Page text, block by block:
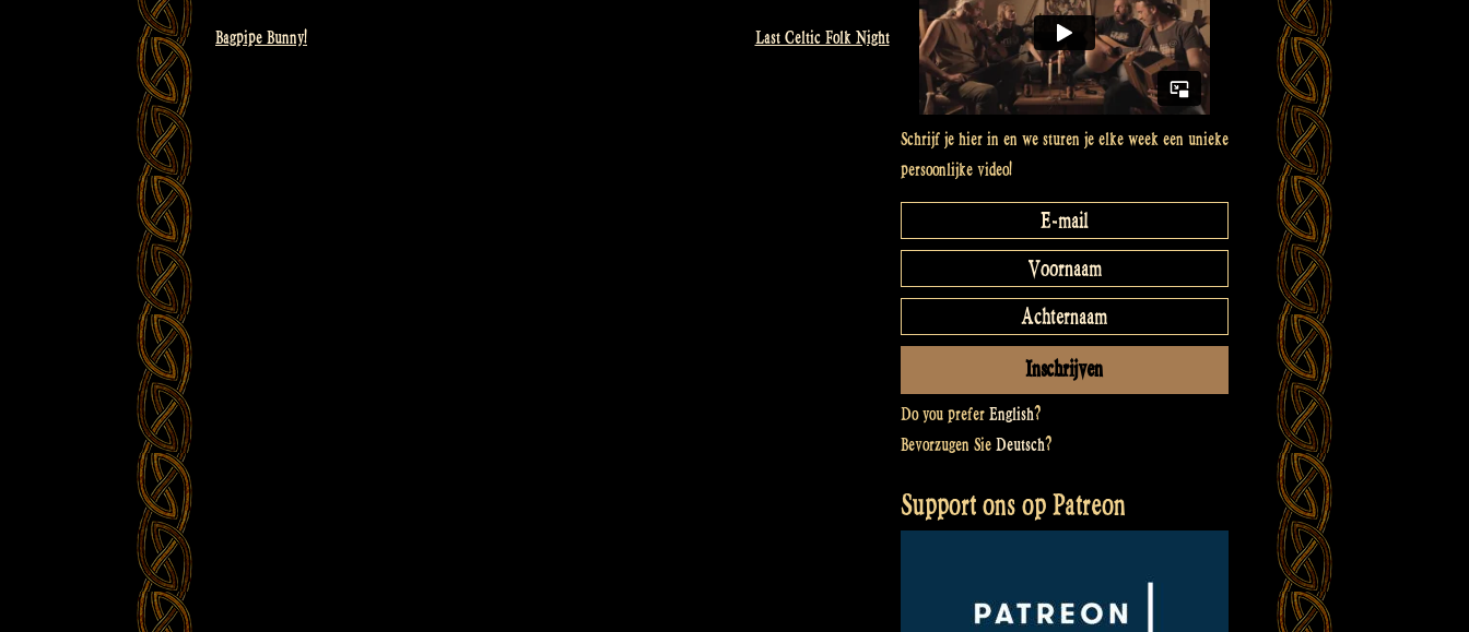
Bericht
Bagpipe Bunny! Last Celtic Folk Night
Schrijf je hier in en we sturen je elke week een unieke
persoonlijke video!
Do you prefer English?
Bevorzugen Sie Deutsch?
Support ons op Patreon